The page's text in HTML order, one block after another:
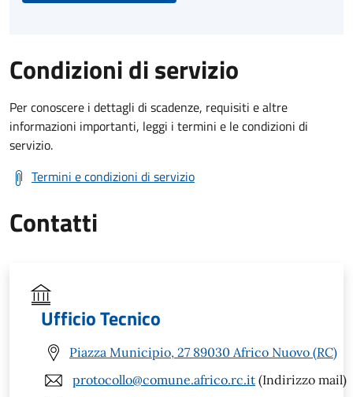
Condizioni di servizio
Per conoscere i dettagli di scadenze, requisiti e altre
informazioni importanti, leggi i termini e le condizioni di
servizio.
Termini e condizioni di servizio
Contatti
Ufficio Tecnico
Piazza Municipio, 27 89030 Africo Nuovo (RC)
protocollo@comune.africo.rc.it (Indirizzo mail)